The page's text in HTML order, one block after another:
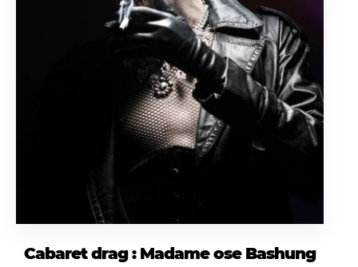
Cabaret drag : Madame ose Bashung